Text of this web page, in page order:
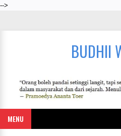
-->
BUDHII
MENU